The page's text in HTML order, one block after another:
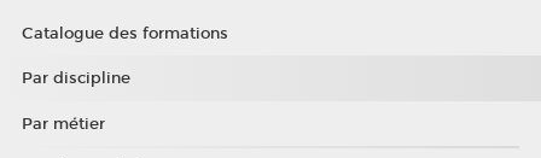
Catalogue des formations
Par discipline
Par métier